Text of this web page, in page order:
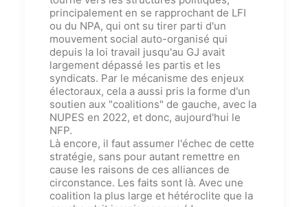
principalement en se rapprochant de LFI
ou du NPA, qui ont su tirer parti d'un
mouvement social auto-organisé qui
depuis la loi travail jusqu'au GJ avait
largement dépassé les partis et les
syndicats. Par le mécanisme des enjeux
électoraux, cela a aussi pris la forme d'un
soutien aux "coalitions" de gauche, avec la
NUPES en 2022, et donc, aujourd'hui le
NFP.
Là encore, il faut assumer l'échec de cette
stratégie, sans pour autant remettre en
cause les raisons de ces alliances de
circonstance. Les faits sont là. Avec une
coalition la plus large et hétéroclite que la